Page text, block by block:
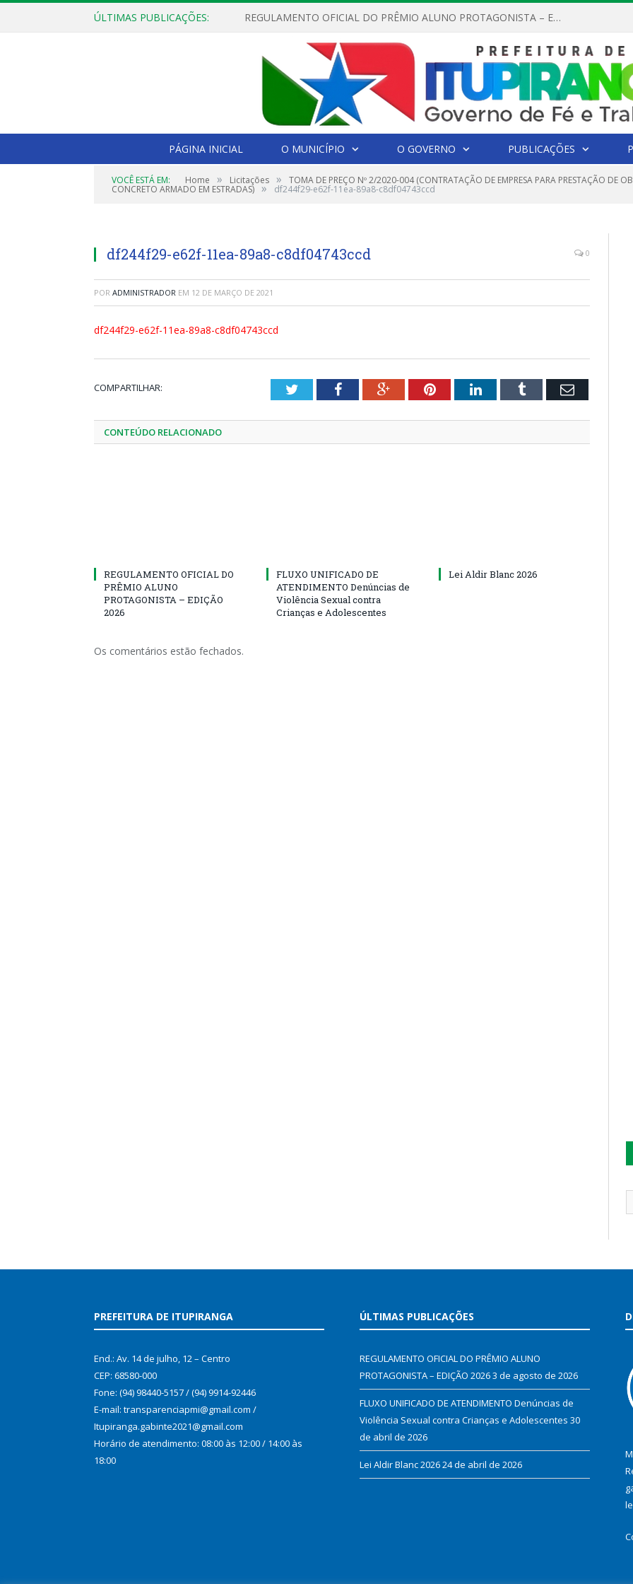
ÚLTIMAS PUBLICAÇÕES: REGULAMENTO OFICIAL DO PRÊMIO ALUNO PROTAGONISTA – EDIÇÃO 2026
PÁGINA INICIAL O MUNICÍPIO O GOVERNO PUBLICAÇÕES
VOCÊ ESTÁ EM: Home » Licitações » TOMA DE PREÇO Nº 2/2020-004 (CONTRATAÇÃO DE EMPRESA PARA PRESTAÇÃO DE
CONCRETO ARMADO EM ESTRADAS) » df244f29-e62f-11ea-89a8-c8df04743ccd
df244f29-e62f-11ea-89a8-c8df04743ccd 0
POR ADMINISTRADOR EM 12 DE MARÇO DE 2021
df244f29-e62f-11ea-89a8-c8df04743ccd
COMPARTILHAR: TwitterFacebookGoogle+PinterestLinkedInTumblr Email
CONTEÚDO RELACIONADO
REGULAMENTO OFICIAL DO
PRÊMIO ALUNO
PROTAGONISTA – EDIÇÃO
2026
FLUXO UNIFICADO DE
ATENDIMENTO Denúncias de
Violência Sexual contra
Crianças e Adolescentes
Lei Aldir Blanc 2026
Os comentários estão fechados.
PREFEITURA DE ITUPIRANGA
End.: Av. 14 de julho, 12 – Centro
CEP: 68580-000
Fone: (94) 98440-5157 / (94) 9914-92446
E-mail: transparenciapmi@gmail.com /
Itupiranga.gabinte2021@gmail.com
Horário de atendimento: 08:00 às 12:00 / 14:00 às
18:00
ÚLTIMAS PUBLICAÇÕES
REGULAMENTO OFICIAL DO PRÊMIO ALUNO
PROTAGONISTA – EDIÇÃO 20263 de agosto de 2026
FLUXO UNIFICADO DE ATENDIMENTO Denúncias de
Violência Sexual contra Crianças e Adolescentes 30
de abril de 2026
Lei Aldir Blanc 202624 de abril de 2026